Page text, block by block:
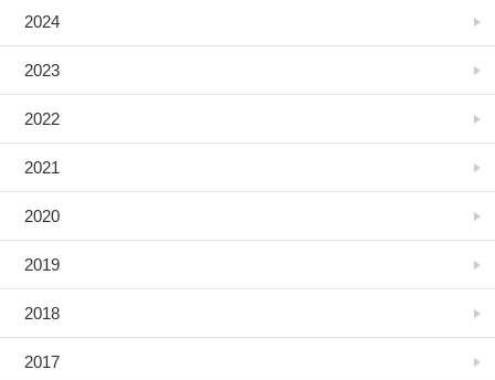
2024
2023
2022
2021
2020
2019
2018
2017